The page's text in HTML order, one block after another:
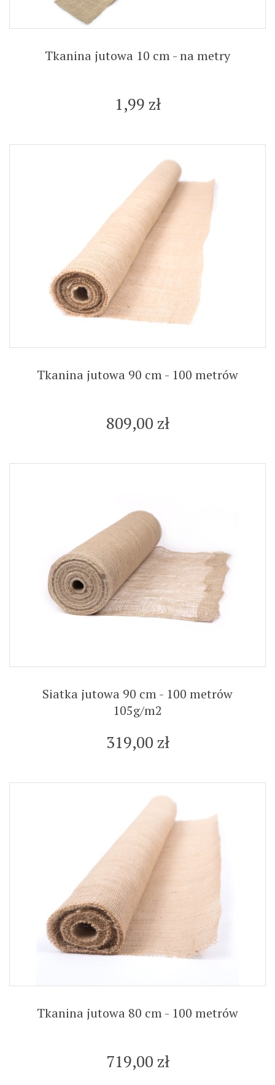
Tkanina jutowa 10 cm - na metry
1,99 zł
Tkanina jutowa 90 cm - 100 metrów
809,00 zł
Siatka jutowa 90 cm - 100 metrów
105g/m2
319,00 zł
Tkanina jutowa 80 cm - 100 metrów
719,00 zł